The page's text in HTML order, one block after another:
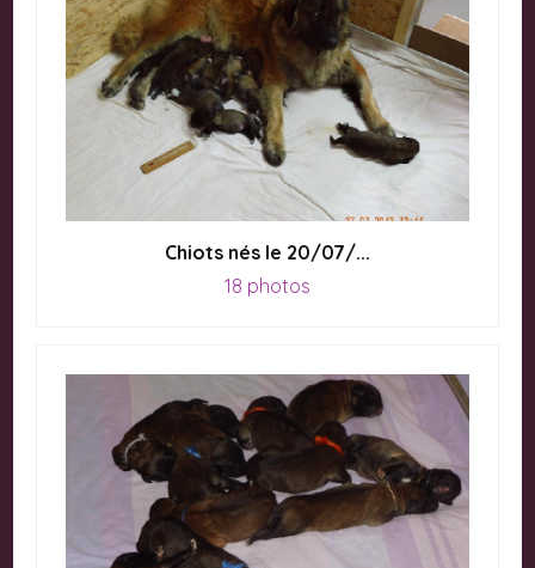
Chiots nés le 20/07/...
18 photos